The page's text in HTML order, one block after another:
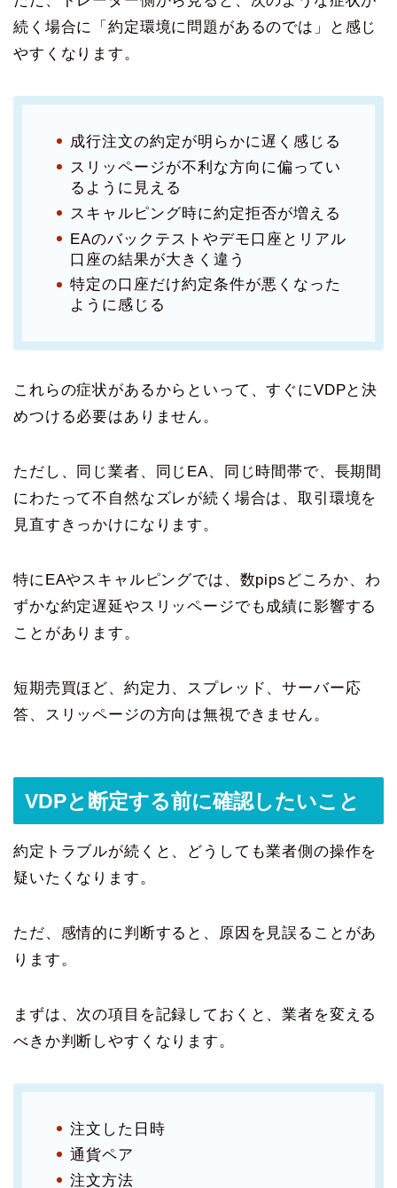
続く場合に「約定環境に問題があるのでは」と感じ
やすくなります。
成行注文の約定が明らかに遅く感じる
スリッページが不利な方向に偏ってい
るように見える
スキャルピング時に約定拒否が増える
EAのバックテストやデモ口座とリアル
口座の結果が大きく違う
特定の口座だけ約定条件が悪くなった
ように感じる
これらの症状があるからといって、すぐにVDPと決
めつける必要はありません。
ただし、同じ業者、同じEA、同じ時間帯で、長期間
にわたって不自然なズレが続く場合は、取引環境を
見直すきっかけになります。
特にEAやスキャルピングでは、数pipsどころか、わ
ずかな約定遅延やスリッページでも成績に影響する
ことがあります。
短期売買ほど、約定力、スプレッド、サーバー応
答、スリッページの方向は無視できません。
VDPと断定する前に確認したいこと
約定トラブルが続くと、どうしても業者側の操作を
疑いたくなります。
ただ、感情的に判断すると、原因を見誤ることがあ
ります。
まずは、次の項目を記録しておくと、業者を変える
べきか判断しやすくなります。
注文した日時
通貨ペア
注文方法